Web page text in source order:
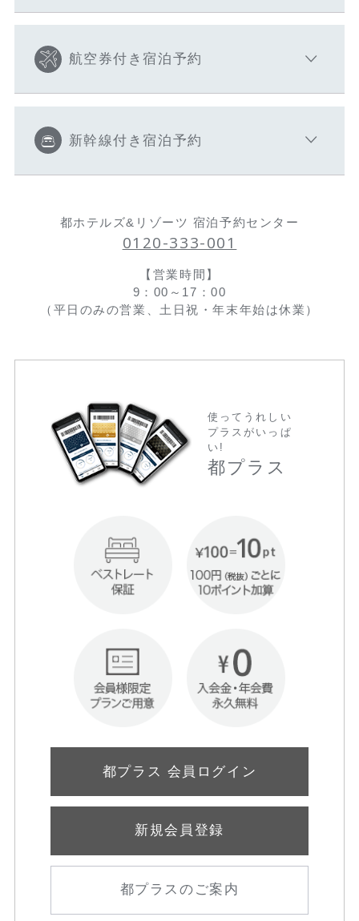
航空券付き宿泊予約
新幹線付き宿泊予約
都ホテルズ&リゾーツ 宿泊予約センター
0120-333-001
【営業時間】
9：00～17：00
（平日のみの営業、土日祝・年末年始は休業）
使ってうれしい
プラスがいっぱ
い!
都プラス
都プラス 会員ログイン
新規会員登録
都プラスのご案内